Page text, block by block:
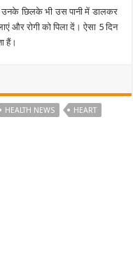
उनके छिलके भी उस पानी में डालकर
और रोगी को पिला दें। ऐसा 5 दिन
हैं।
HEALTH NEWS
HEART